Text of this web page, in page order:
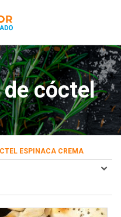
de cóctel
ESPINACA CREMA